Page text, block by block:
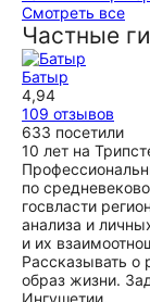
Добрый день.
гиду Мавли.
Дагестана и что
связи с этим не
то , что мы
пути
был закрыт и не
экскурсии , мы
горизонты.
ещё
Смотреть все
Частные
Батыр
4,94
109 отзывов
633 посетили
10 лет на
по
госвласти
анализа и
и их
Рассказывать о
образ жизни.
Ингушетии.